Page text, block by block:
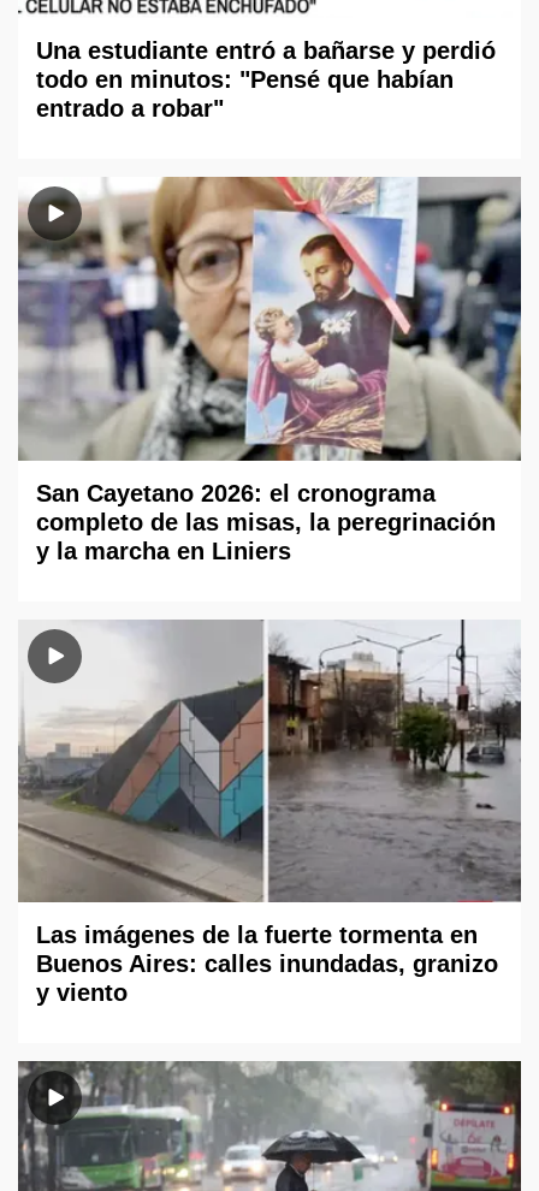
Una estudiante entró a bañarse y perdió
todo en minutos: "Pensé que habían
entrado a robar"
San Cayetano 2026: el cronograma
completo de las misas, la peregrinación
y la marcha en Liniers
Las imágenes de la fuerte tormenta en
Buenos Aires: calles inundadas, granizo
y viento